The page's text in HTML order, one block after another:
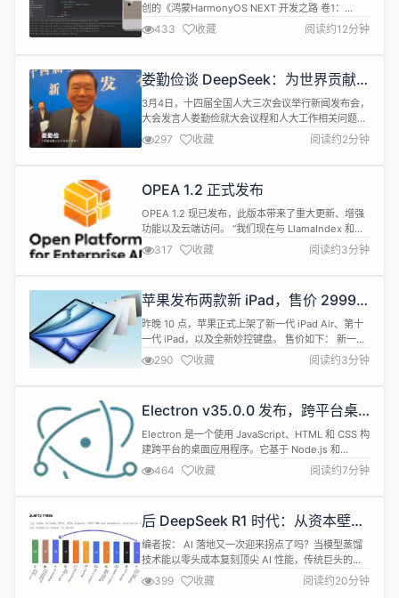
创的《鸿蒙HarmonyOS NEXT 开发之路 卷1：
ArkTS 语言篇》图书终于出版了，有正在学习鸿蒙的
兄弟可以关注一下，写书真是磨人，耗时半年之久，
感概一下，希望可以帮助到正在入门鸿蒙开发的小伙
ArkTS小游戏的开发，五子棋游戏，通过这个小游戏
的学...
433 收藏 阅读约12分钟
娄勤俭谈 DeepSeek：为世界贡献
了“中国智慧”
3月4日，十四届全国人大三次会议举行新闻发布会，
大会发言人娄勤俭就大会议程和人大工作相关问题回
答中外记者提问。 发布会结束之后，记者问娄勤俭有
没有用过DeepSeek。 娄勤俭笑着说，“我专业是计
算机，我对人工智能有偏爱。” 娄勤俭表示，
司在人工智能领域的崛起，由中青年组成的主创团队
正在挑起中国科技事业进步...
297 收藏 阅读约2分钟
OPEA 1.2 正式发布
OPEA 1.2 现已发布，此版本带来了重大更新、增强
功能以及云端访问。 “我们现在与 LlamaIndex 和
LangChain 集成，使 OPEA 成为后端，进一步拓展
其在当前 GenAI 生态系统中的应用。OPEA 现在也
已在 AWS 市场上提供，旨在更好地支持开发者的工
Opensearch 集成、AMD ...
317 收藏 阅读约3分钟
苹果发布两款新 iPad，售价 2999
元起
昨晚 10 点，苹果正式上架了新一代 iPad Air、第十
一代 iPad，以及全新妙控键盘。 售价如下： 新一代
iPad Air 11 寸售价 4799 元起，13 寸售价 6,499 元
起，存储均为 128GB 起步； 第十一代 iPad 售价
2,999 元起，不过存储空间升级到 128GB 起步； 全
290 收藏 阅读约3分钟
Electron v35.0.0 发布，跨平台桌
面应用开发工具
Electron 是一个使用 JavaScript、HTML 和 CSS 构
建跨平台的桌面应用程序。它基于 Node.js 和
Chromium，被 Atom 编辑器和许多其他应用程序使
用。Electron 兼容 Mac、Windows 和 Linux，可
以构建出三个平台的应用程序。 Electron v35.0.0更
464 收藏 阅读约7分钟
后 DeepSeek R1 时代：从资本壁垒
到技术普惠
编者按： AI 落地又一次迎来拐点了吗？当模型蒸馏
技术能以零头成本复刻顶尖 AI 性能，传统巨头的商
业壁垒是否已形同虚设？ 我们今天为大家带来的文
章，作者的核心观点是：以深度求索（DeepSeek）
399 收藏 阅读约20分钟